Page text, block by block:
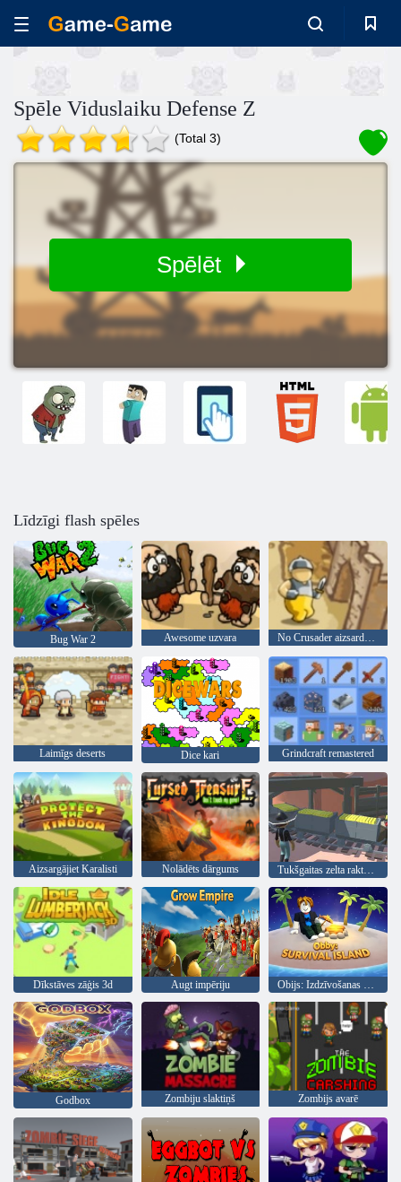
Spēle Viduslaiku Defense Z
(Total 3)
Spēlēt
Līdzīgi flash spēles
Bug War 2 Awesome uzvara No Crusader aizsardzība
Laimīgs deserts Dice kari Grindcraft remastered
Aizsargājiet Karalisti Nolādēts dārgums Tukšgaitas zelta raktuve
Dīkstāves zāģis 3d Augt impēriju Obijs: Izdzīvošanas sala
Godbox Zombiju slaktiņš Zombijs avarē